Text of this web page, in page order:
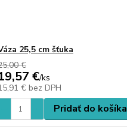
25,5 cm šťuka
€
€/ks
€ bez DPH
Pridať do košíka